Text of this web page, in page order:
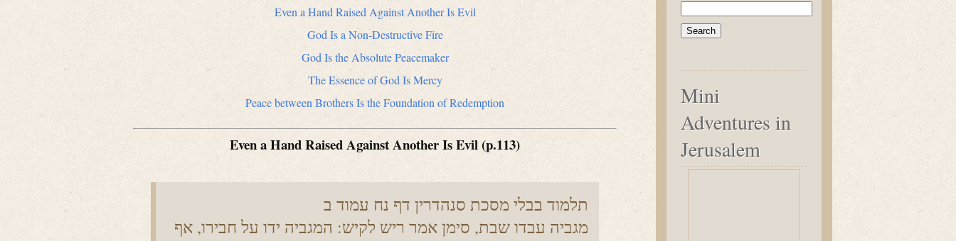
Even a Hand Raised Against Another Is Evil
God Is a Non-Destructive Fire
God Is the Absolute Peacemaker
The Essence of God Is Mercy
Peace between Brothers Is the Foundation of Redemption
Even a Hand Raised Against Another Is Evil (p.113)
תלמוד בבלי מסכת סנהדרין דף נח עמוד ב
מגביה עבדו שבת, סימן אמר ריש לקיש: המגביה ידו על חבירו, אף
Search
for:
Mini
Adventures in
Jerusalem